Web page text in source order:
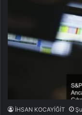
İHSAN KOCAYİĞİT